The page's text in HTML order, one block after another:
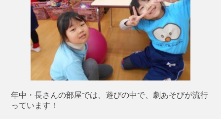
年中・長さんの部屋では、遊びの中で、劇あそびが流行
っています！